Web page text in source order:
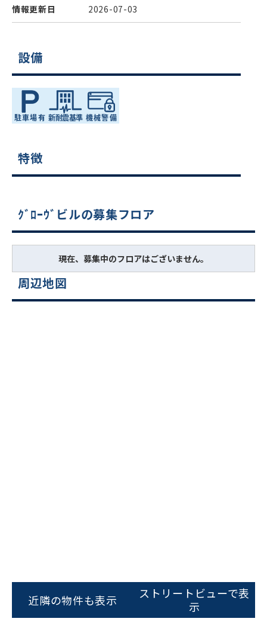
情報更新日 2026-07-03
設備
特徴
ｸﾞﾛｰｳﾞビルの募集フロア
現在、募集中のフロアはございません。
ビルコード： 172272
周辺地図
近隣の物件も表示
ストリートビューで表
示